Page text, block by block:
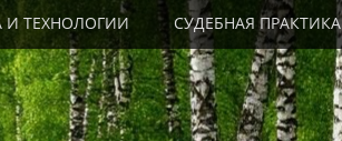
И ТЕХНОЛОГИИ СУДЕБНАЯ ПРАКТИКА